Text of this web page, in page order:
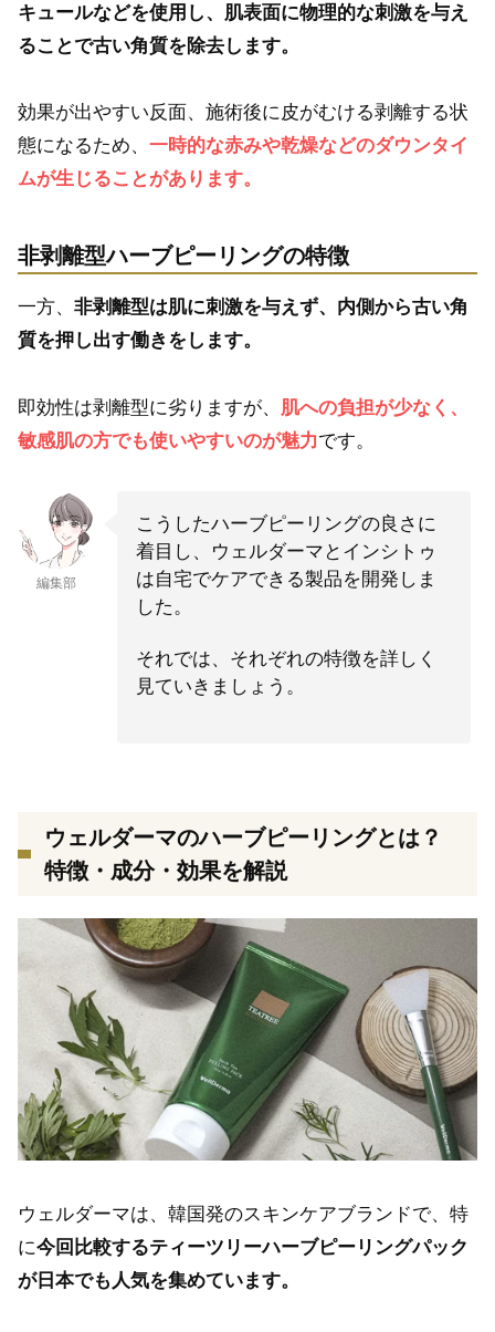
キュールなどを使用し、肌表面に物理的な刺激を与え
ることで古い角質を除去します。
効果が出やすい反面、施術後に皮がむける剥離する状
態になるため、 一時的な赤みや乾燥などのダウンタイ
ムが生じることがあります。
非剥離型ハーブピーリングの特徴
一方、 非剥離型は肌に刺激を与えず、内側から古い角
質を押し出す働きをします。
即効性は剥離型に劣りますが、 肌への負担が少なく、
敏感肌の方でも使いやすいのが魅力です。
編集部
こうしたハーブピーリングの良さに
着目し、ウェルダーマとインシトゥ
は自宅でケアできる製品を開発しま
した。
それでは、それぞれの特徴を詳しく
見ていきましょう。
ウェルダーマのハーブピーリングとは？
特徴・成分・効果を解説
ウェルダーマは、韓国発のスキンケアブランドで、特
に今回比較するティーツリーハーブピーリングパック
が日本でも人気を集めています。